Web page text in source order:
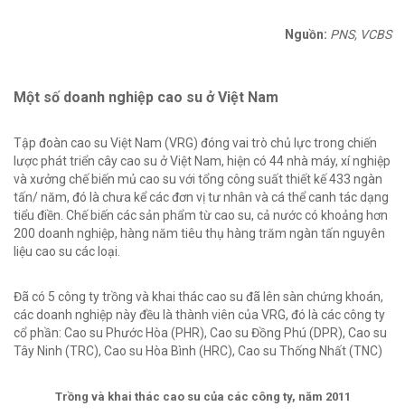
Nguồn: PNS, VCBS
Một số doanh nghiệp cao su ở Việt Nam
Tập đoàn cao su Việt Nam (VRG) đóng vai trò chủ lực trong chiến
lược phát triển cây cao su ở Việt Nam, hiện có 44 nhà máy, xí nghiệp
và xưởng chế biến mủ cao su với tổng công suất thiết kế 433 ngàn
tấn/ năm, đó là chưa kể các đơn vị tư nhân và cá thể canh tác dạng
tiểu điền. Chế biến các sản phẩm từ cao su, cả nước có khoảng hơn
200 doanh nghiệp, hàng năm tiêu thụ hàng trăm ngàn tấn nguyên
liệu cao su các loại.
Đã có 5 công ty trồng và khai thác cao su đã lên sàn chứng khoán,
các doanh nghiệp này đều là thành viên của VRG, đó là các công ty
cổ phần: Cao su Phước Hòa (PHR), Cao su Đồng Phú (DPR), Cao su
Tây Ninh (TRC), Cao su Hòa Bình (HRC), Cao su Thống Nhất (TNC)
Trồng và khai thác cao su của các công ty, năm 2011